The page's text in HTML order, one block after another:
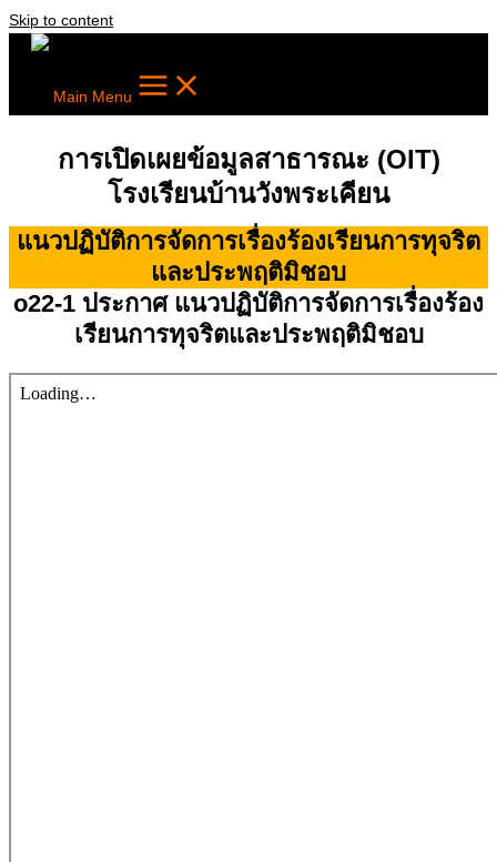
Skip to content
Main Menu
การเปิดเผยข้อมูลสาธารณะ (OIT)
โรงเรียนบ้านวังพระเคียน
แนวปฏิบัติการจัดการเรื่องร้องเรียนการทุจริต
และประพฤติมิชอบ
o22-1 ประกาศ แนวปฏิบัติการจัดการเรื่องร้อง
เรียนการทุจริตและประพฤติมิชอบ